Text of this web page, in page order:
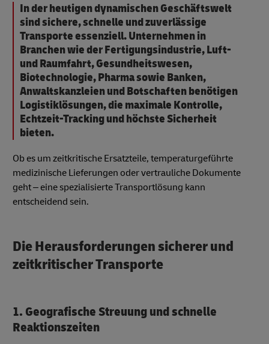
In der heutigen dynamischen Geschäftswelt
sind sichere, schnelle und zuverlässige
Transporte essenziell. Unternehmen in
Branchen wie der Fertigungsindustrie, Luft-
und Raumfahrt, Gesundheitswesen,
Biotechnologie, Pharma sowie Banken,
Anwaltskanzleien und Botschaften benötigen
Logistiklösungen, die maximale Kontrolle,
Echtzeit-Tracking und höchste Sicherheit
bieten.
Ob es um zeitkritische Ersatzteile, temperaturgeführte
medizinische Lieferungen oder vertrauliche Dokumente
geht – eine spezialisierte Transportlösung kann
entscheidend sein.
Die Herausforderungen sicherer und
zeitkritischer Transporte
1. Geografische Streuung und schnelle
Reaktionszeiten